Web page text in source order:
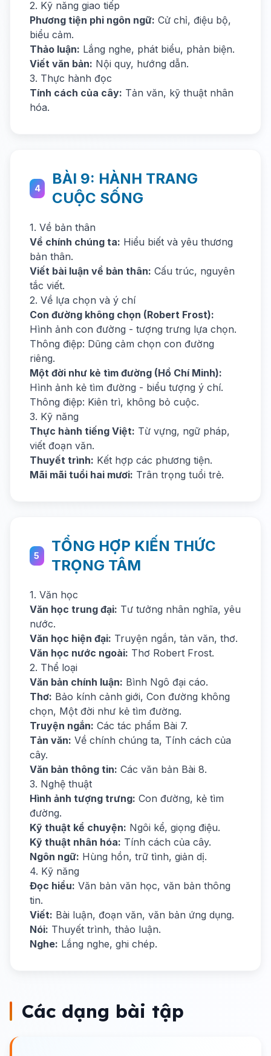
2. Kỹ năng giao tiếp
Phương tiện phi ngôn ngữ: Cử chỉ, điệu bộ,
biểu cảm.
Thảo luận: Lắng nghe, phát biểu, phản biện.
Viết văn bản: Nội quy, hướng dẫn.
3. Thực hành đọc
Tính cách của cây: Tản văn, kỹ thuật nhân
hóa.
4
BÀI 9: HÀNH TRANG
CUỘC SỐNG
1. Về bản thân
Về chính chúng ta: Hiểu biết và yêu thương
bản thân.
Viết bài luận về bản thân: Cấu trúc, nguyên
tắc viết.
2. Về lựa chọn và ý chí
Con đường không chọn (Robert Frost):
Hình ảnh con đường - tượng trưng lựa chọn.
Thông điệp: Dũng cảm chọn con đường
riêng.
Một đời như kẻ tìm đường (Hồ Chí Minh):
Hình ảnh kẻ tìm đường - biểu tượng ý chí.
Thông điệp: Kiên trì, không bỏ cuộc.
3. Kỹ năng
Thực hành tiếng Việt: Từ vựng, ngữ pháp,
viết đoạn văn.
Thuyết trình: Kết hợp các phương tiện.
Mãi mãi tuổi hai mươi: Trân trọng tuổi trẻ.
5
TỔNG HỢP KIẾN THỨC
TRỌNG TÂM
1. Văn học
Văn học trung đại: Tư tưởng nhân nghĩa, yêu
nước.
Văn học hiện đại: Truyện ngắn, tản văn, thơ.
Văn học nước ngoài: Thơ Robert Frost.
2. Thể loại
Văn bản chính luận: Bình Ngô đại cáo.
Thơ: Bảo kính cảnh giới, Con đường không
chọn, Một đời như kẻ tìm đường.
Truyện ngắn: Các tác phẩm Bài 7.
Tản văn: Về chính chúng ta, Tính cách của
cây.
Văn bản thông tin: Các văn bản Bài 8.
3. Nghệ thuật
Hình ảnh tượng trưng: Con đường, kẻ tìm
đường.
Kỹ thuật kể chuyện: Ngôi kể, giọng điệu.
Kỹ thuật nhân hóa: Tính cách của cây.
Ngôn ngữ: Hùng hồn, trữ tình, giản dị.
4. Kỹ năng
Đọc hiểu: Văn bản văn học, văn bản thông
tin.
Viết: Bài luận, đoạn văn, văn bản ứng dụng.
Nói: Thuyết trình, thảo luận.
Nghe: Lắng nghe, ghi chép.
Các dạng bài tập